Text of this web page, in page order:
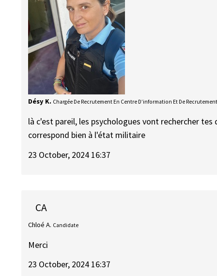
Désy K. Chargée De Recrutement En Centre D’information Et De
là c'est pareil, les psychologues vont rechercher
correspond bien à l'état militaire
23 October, 2024 16:37
CA
Chloé A. Candidate
Merci
23 October, 2024 16:37